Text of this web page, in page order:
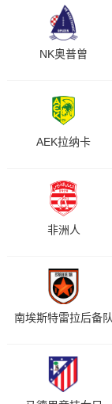
NK奥普曾
AEK拉纳卡
非洲人
南埃斯特雷拉后备队